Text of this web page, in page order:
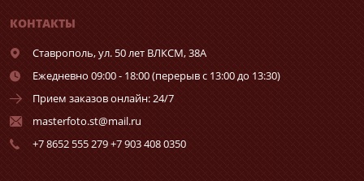
КОНТАКТЫ
Ставрополь,ул. 50 лет ВЛКСМ, 38А
Ежедневно 09:00 - 18:00 (перерыв с 13:00 до 13:30)
Прием заказов онлайн: 24/7
masterfoto.st@mail.ru
+7 8652 555 279 +7 903 408 0350